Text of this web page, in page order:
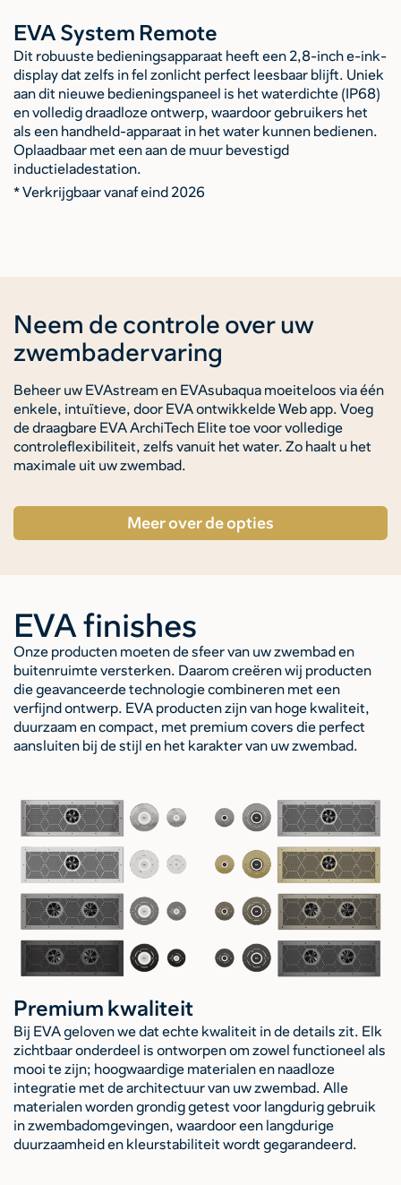
EVA System Remote
Dit robuuste bedieningsapparaat heeft een 2,8-inch e-ink-
display dat zelfs in fel zonlicht perfect leesbaar blijft. Uniek
aan dit nieuwe bedieningspaneel is het waterdichte (IP68)
en volledig draadloze ontwerp, waardoor gebruikers het
als een handheld-apparaat in het water kunnen bedienen.
Oplaadbaar met een aan de muur bevestigd
inductieladestation.
* Verkrijgbaar vanaf eind 2026
Neem de controle over uw
zwembadervaring
Beheer uw EVAstream en EVAsubaqua moeiteloos via één
enkele, intuïtieve, door EVA ontwikkelde Web app. Voeg
de draagbare EVA ArchiTech Elite toe voor volledige
controleflexibiliteit, zelfs vanuit het water. Zo haalt u het
maximale uit uw zwembad.
Meer over de opties
EVA finishes
Onze producten moeten de sfeer van uw zwembad en
buitenruimte versterken. Daarom creëren wij producten
die geavanceerde technologie combineren met een
verfijnd ontwerp. EVA producten zijn van hoge kwaliteit,
duurzaam en compact, met premium covers die perfect
aansluiten bij de stijl en het karakter van uw zwembad.
Premium kwaliteit
Bij EVA geloven we dat echte kwaliteit in de details zit. Elk
zichtbaar onderdeel is ontworpen om zowel functioneel als
mooi te zijn; hoogwaardige materialen en naadloze
integratie met de architectuur van uw zwembad. Alle
materialen worden grondig getest voor langdurig gebruik
in zwembadomgevingen, waardoor een langdurige
duurzaamheid en kleurstabiliteit wordt gegarandeerd.